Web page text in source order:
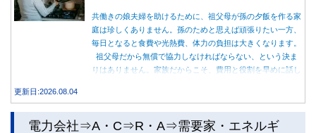
共働きの娘夫婦を助けるために、祖父母が孫の夕飯を作る家
庭は珍しくありません。孫のためと思えば頑張りたい一方、
毎日となると食費や光熱費、体力の負担は大きくなります。
祖父母だから無償で協力しなければならない、という決ま
りはありません。家族だからこそ、費用と役割を早めに話し
更新日:2026.08.04
電力会社⇒A・C⇒R・A⇒需要家・エネルギ